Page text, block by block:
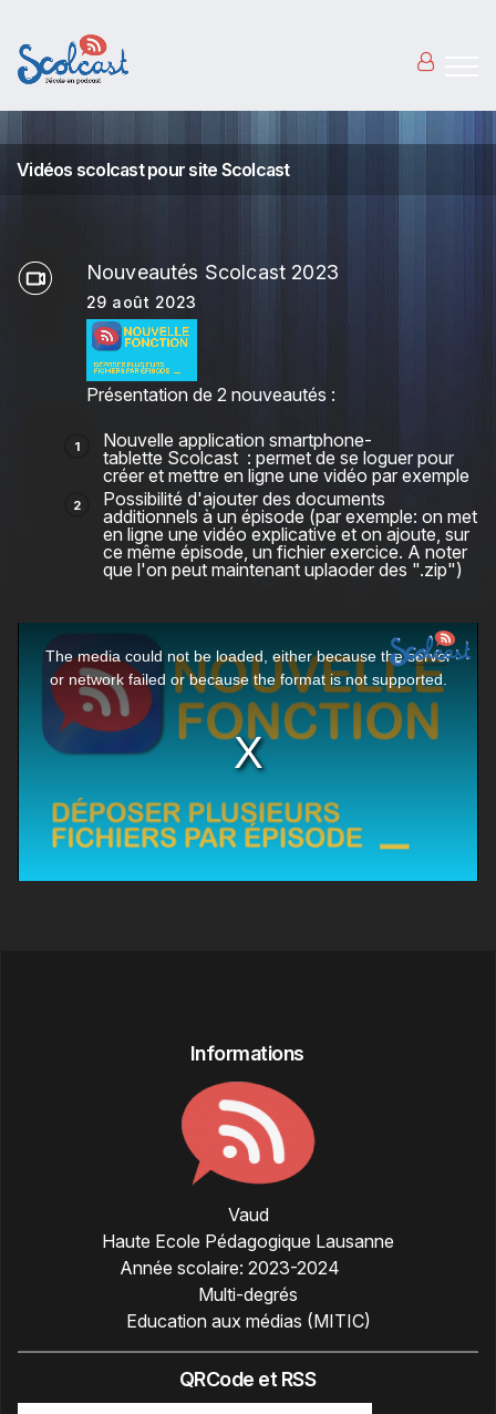
Vidéos scolcast pour site Scolcast
Nouveautés Scolcast 2023
29 août 2023
Présentation de 2 nouveautés :
Nouvelle application smartphone-
tablette Scolcast : permet de se loguer pour
créer et mettre en ligne une vidéo par exemple
Possibilité d'ajouter des documents
additionnels à un épisode (par exemple: on met
en ligne une vidéo explicative et on ajoute, sur
ce même épisode, un fichier exercice. A noter
que l'on peut maintenant uplaoder des ".zip")
modal
window.
The media could not be loaded, either because the server
or network failed or because the format is not supported.
Informations
Vaud
Haute Ecole Pédagogique Lausanne
Année scolaire: 2023-2024
Multi-degrés
Education aux médias (MITIC)
QRCode et RSS